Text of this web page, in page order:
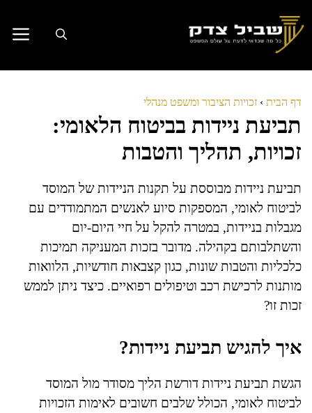
לתוכן
דף הבית › זכויות הציבור ומשפט מנהלי
תביעת ניידות בביטוח הלאומי:
זכויות, תהליך והטבות
תביעת ניידות מבוססת על תקנות הניידות של המוסד
לביטוח לאומי, המספקות סיוע לאנשים המתמודדים עם
מגבלות בניידות, במטרה להקל על חיי היום-יום
והשתלבותם בקהילה. מדובר בזכות המעניקה תמיכות
כלכליות והטבות שונות, כגון קצבאות חודשיות, הלוואות
מותנות לרכישת רכב וטיפולים רפואיים. כיצד ניתן לממש
זכות זו?
איך להגיש תביעת ניידות?
הגשת תביעת ניידות דורשת הליך מסודר מול המוסד
לביטוח לאומי, הכולל שלבים חשובים לאימות הזכויות